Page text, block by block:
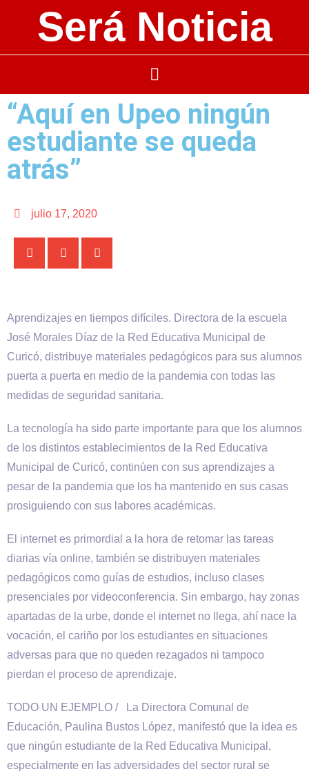
Será Noticia
“Aquí en Upeo ningún
estudiante se queda
atrás”
julio 17, 2020
Aprendizajes en tiempos difíciles. Directora de la escuela
José Morales Díaz de la Red Educativa Municipal de
Curicó, distribuye materiales pedagógicos para sus alumnos
puerta a puerta en medio de la pandemia con todas las
medidas de seguridad sanitaria.
La tecnología ha sido parte importante para que los alumnos
de los distintos establecimientos de la Red Educativa
Municipal de Curicó, continúen con sus aprendizajes a
pesar de la pandemia que los ha mantenido en sus casas
prosiguiendo con sus labores académicas.
El internet es primordial a la hora de retomar las tareas
diarias vía online, también se distribuyen materiales
pedagógicos como guías de estudios, incluso clases
presenciales por videoconferencia. Sin embargo, hay zonas
apartadas de la urbe, donde el internet no llega, ahí nace la
vocación, el cariño por los estudiantes en situaciones
adversas para que no queden rezagados ni tampoco
pierdan el proceso de aprendizaje.
TODO UN EJEMPLO / La Directora Comunal de
Educación, Paulina Bustos López, manifestó que la idea es
que ningún estudiante de la Red Educativa Municipal,
especialmente en las adversidades del sector rural se